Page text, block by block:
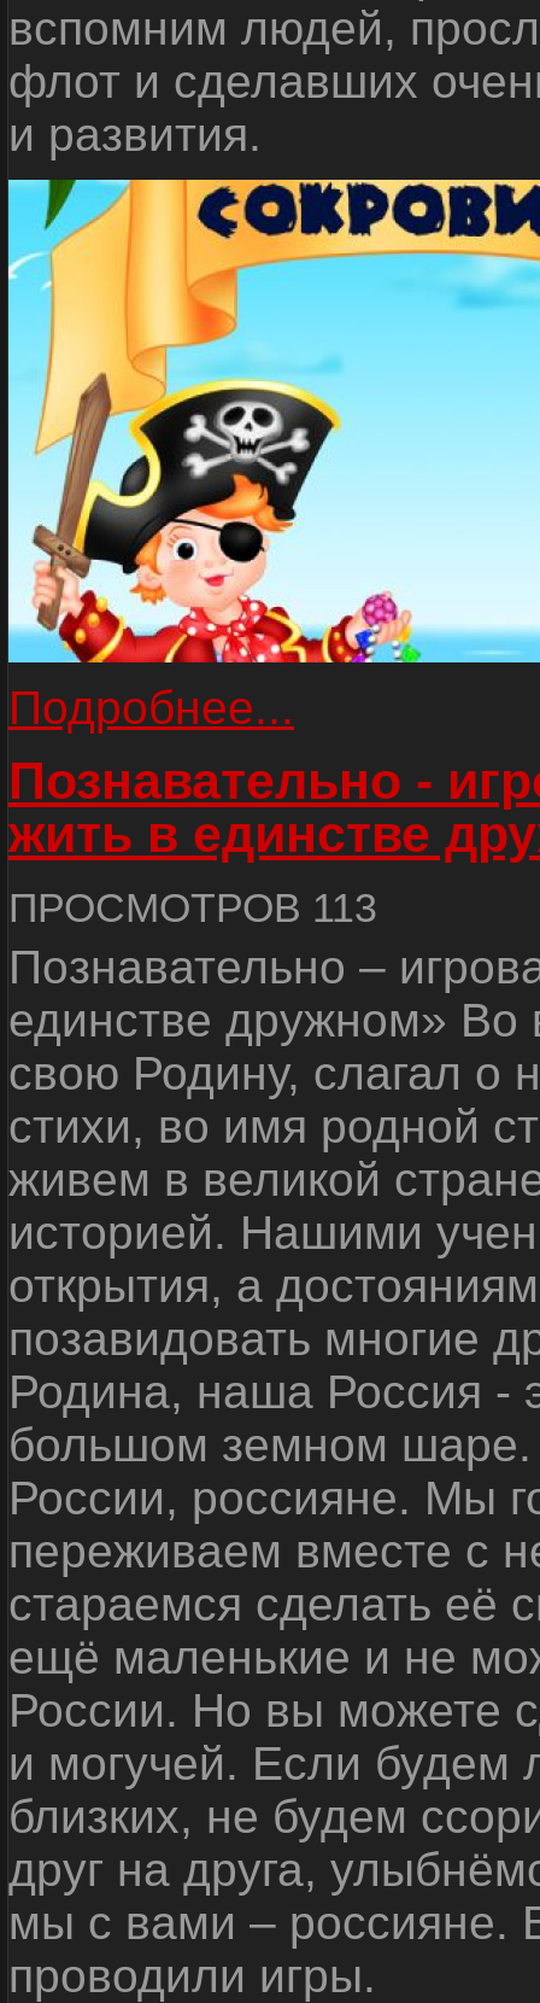
вспомним людей,
флот и сделавших
и развития.
Подробнее...
Познавательно -
жить в единстве
ПРОСМОТРОВ 113
Познавательно –
единстве дружном»
свою Родину, слагал о
стихи, во имя родной
живем в великой
историей. Нашими
открытия, а
позавидовать многие
Родина, наша Россия -
большом земном
России, россияне. Мы
переживаем вместе с
стараемся сделать её
ещё маленькие и не
России. Но вы можете
и могучей. Если будем
близких, не будем
друг на друга,
мы с вами – россияне.
проводили игры.